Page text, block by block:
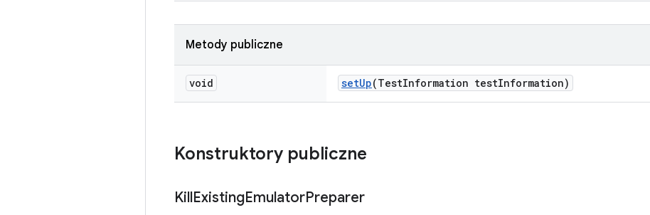
Metody publiczne
void setUp(TestInformation testInformation)
Konstruktory publiczne
KillExistingEmulatorPreparer